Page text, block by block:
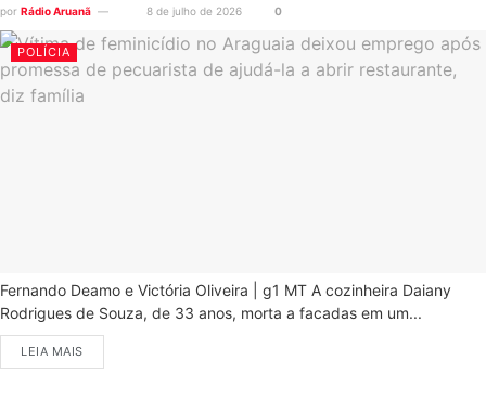
por Rádio Aruanã 8 de julho de 2026 0
POLÍCIA
Fernando Deamo e Victória Oliveira | g1 MT A cozinheira Daiany
Rodrigues de Souza, de 33 anos, morta a facadas em um...
LEIA MAIS